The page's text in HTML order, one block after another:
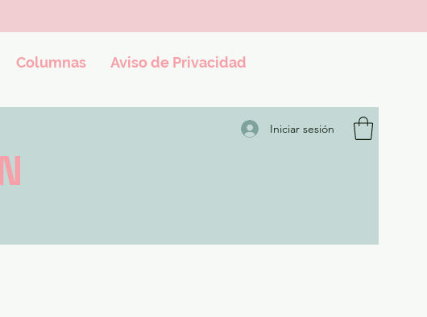
Columnas Aviso de Privacidad
Iniciar sesión